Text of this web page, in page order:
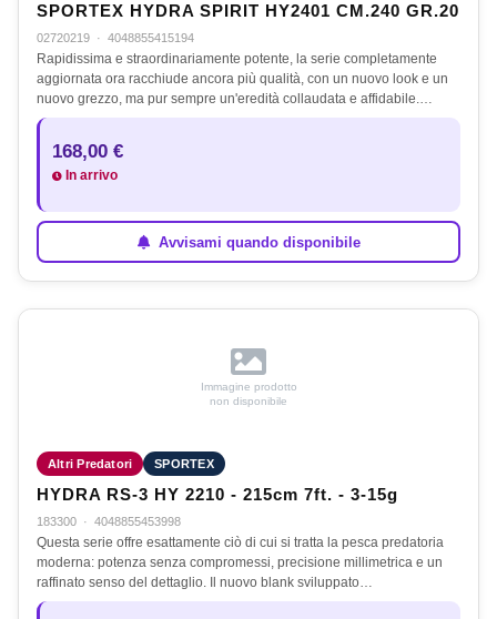
SPORTEX HYDRA SPIRIT HY2401 CM.240 GR.20
02720219 · 4048855415194
Rapidissima e straordinariamente potente, la serie completamente
aggiornata ora racchiude ancora più qualità, con un nuovo look e un
nuovo grezzo, ma pur sempre un'eredità collaudata e affidabile.…
168,00 €
In arrivo
Avvisami quando disponibile
Immagine prodotto
non disponibile
Altri Predatori SPORTEX
HYDRA RS-3 HY 2210 - 215cm 7ft. - 3-15g
183300 · 4048855453998
Questa serie offre esattamente ciò di cui si tratta la pesca predatoria
moderna: potenza senza compromessi, precisione millimetrica e un
raffinato senso del dettaglio. Il nuovo blank sviluppato…